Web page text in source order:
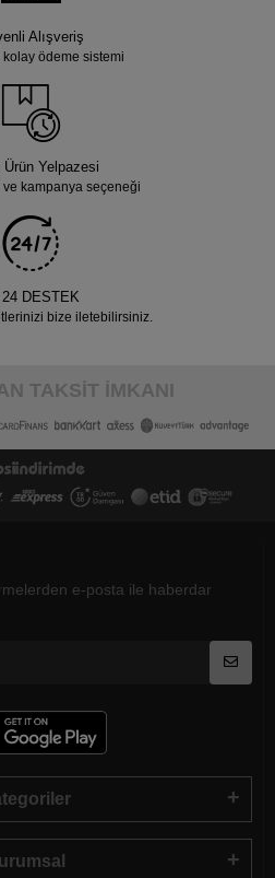
Alışveriş
ödeme sistemi
Ürün Yelpazesi
ve kampanya seçeneği
DESTEK
bize iletebilirsiniz.
TAKSİT İMKANI
e-posta ile haberdar